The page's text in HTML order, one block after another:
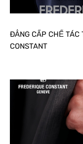
ĐẲNG CẤP CHẾ TÁC
CONSTANT